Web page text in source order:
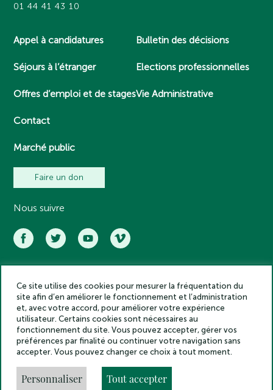
01 44 41 43 10
Appel à candidatures
Séjours à l’étranger
Offres d’emploi et de stages
Contact
Marché public
Bulletin des décisions
Elections professionnelles
Vie Administrative
Faire un don
Nous suivre
Académie des inscriptions et belles lettres – Tous droits réservés
2025
Politique de confidentialité
Mentions légales
Crédits
Gestion des cookies
Made by
Ce site utilise des cookies pour mesurer la fréquentation du
site afin d’en améliorer le fonctionnement et l’administration
et, avec votre accord, pour améliorer votre expérience
utilisateur. Certains cookies sont nécessaires au
fonctionnement du site. Vous pouvez accepter, gérer vos
préférences par finalité ou continuer votre navigation sans
accepter. Vous pouvez changer ce choix à tout moment.
Personnaliser Tout accepter